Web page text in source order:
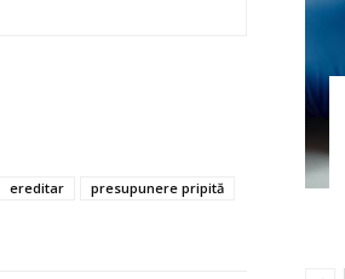
ereditar
presupunere pripită